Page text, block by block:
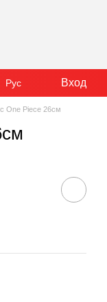
Рус Вход
One Piece 26см